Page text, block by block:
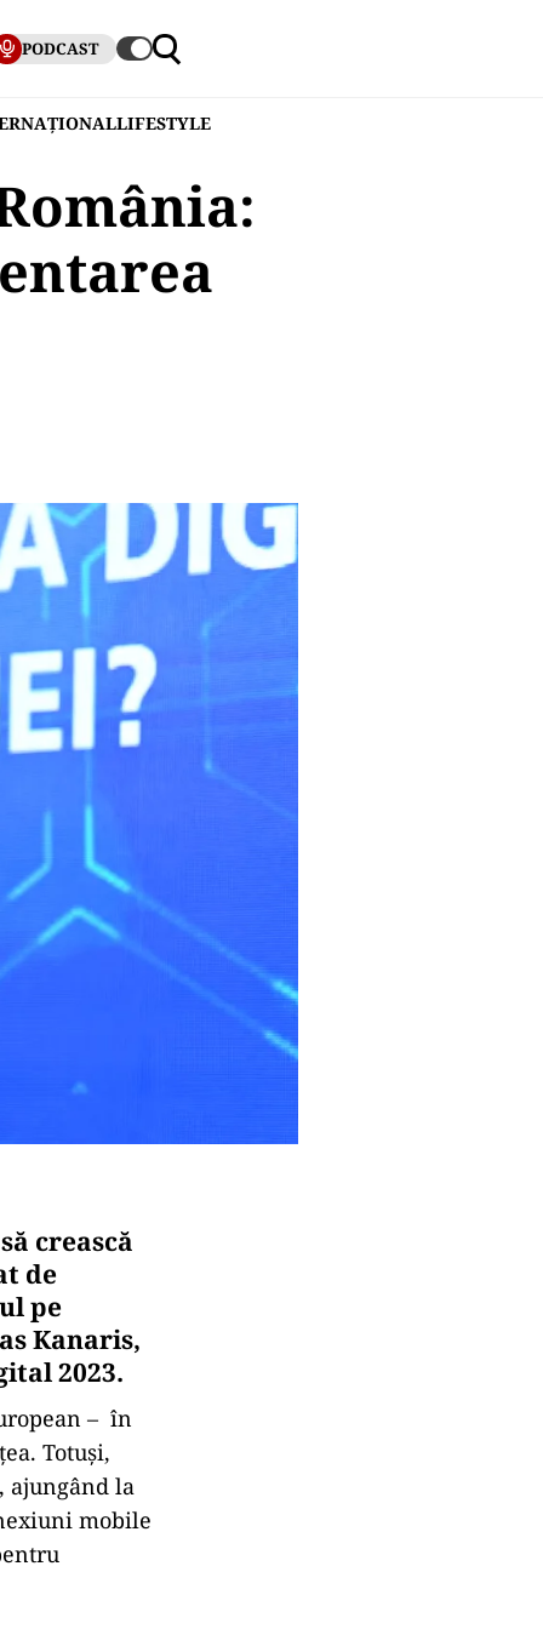
PODCAST
LIFESTYLE
crească
de
pe
Kanaris,
2023.
– în
Totuși,
ajungând la
mobile